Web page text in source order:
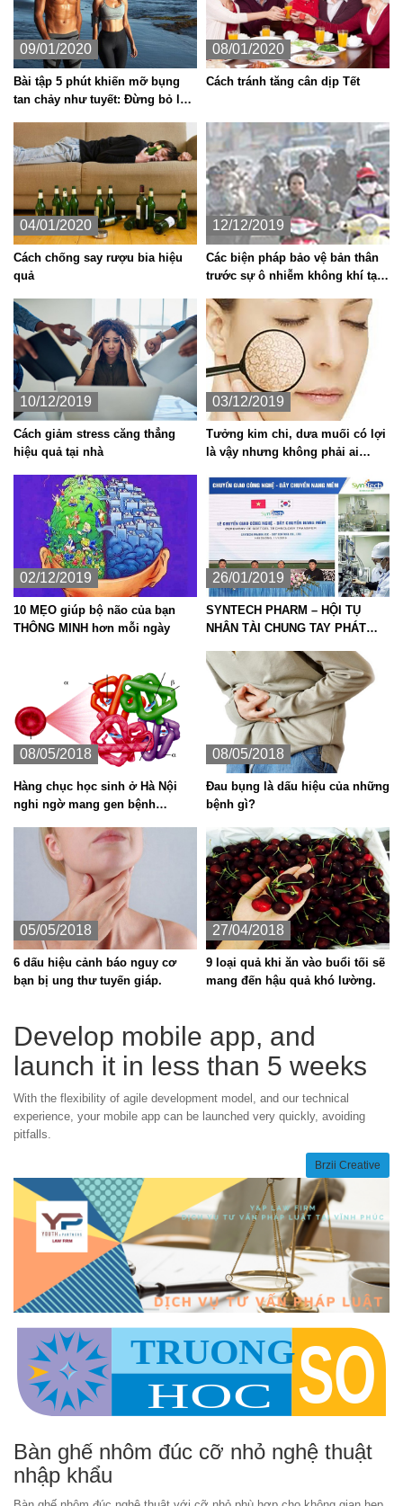
09/01/2020
Bài tập 5 phút khiến mỡ bụng
tan chảy như tuyết: Đừng bỏ lỡ
08/01/2020
Cách tránh tăng cân dịp Tết
04/01/2020
Cách chống say rượu bia hiệu
quả
12/12/2019
Các biện pháp bảo vệ bản thân
trước sự ô nhiễm không khí tại
10/12/2019
Cách giảm stress căng thẳng
hiệu quả tại nhà
03/12/2019
Tưởng kim chi, dưa muối có lợi
là vậy nhưng không phải ai
men vì những tác hại sau đây
02/12/2019
10 MẸO giúp bộ não của bạn
THÔNG MINH hơn mỗi ngày
26/01/2019
SYNTECH PHARM – HỘI TỤ
NHÂN TÀI CHUNG TAY PHÁT
08/05/2018
Hàng chục học sinh ở Hà Nội
nghi ngờ mang gen bệnh
08/05/2018
Đau bụng là dấu hiệu của những
bệnh gì?
05/05/2018
6 dấu hiệu cảnh báo nguy cơ
bạn bị ung thư tuyến giáp.
27/04/2018
9 loại quả khi ăn vào buổi tối sẽ
mang đến hậu quả khó lường.
Develop mobile app, and
launch it in less than 5 weeks
With the flexibility of agile development model, and our technical
experience, your mobile app can be launched very quickly, avoiding
pitfalls.
Brzii Creative
Bàn ghế nhôm đúc cỡ nhỏ nghệ thuật
nhập khẩu